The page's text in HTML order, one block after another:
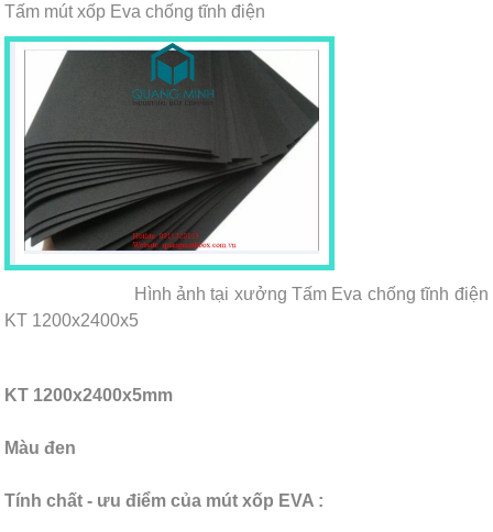
Tấm mút xốp Eva chống tĩnh điện
Hình ảnh tại xưởng Tấm Eva chống tĩnh điện
KT 1200x2400x5
KT 1200x2400x5mm
Màu đen
Tính chất - ưu điểm của mút xốp EVA :